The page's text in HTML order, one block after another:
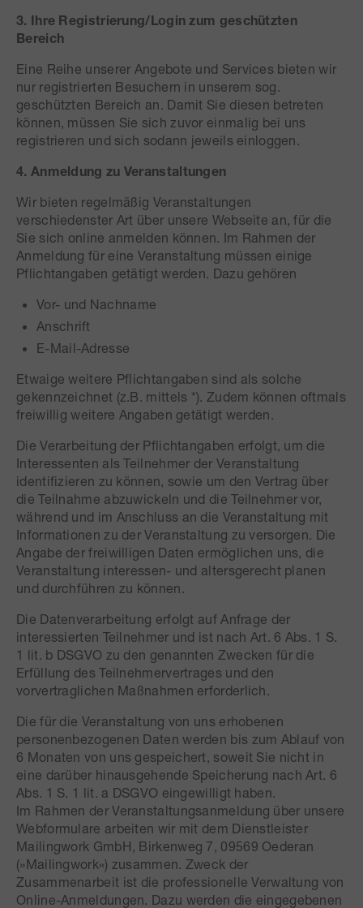
3. Ihre Registrierung/Login zum geschützten
Bereich
Eine Reihe unserer Angebote und Services bieten wir
nur registrierten Besuchern in unserem sog.
geschützten Bereich an. Damit Sie diesen betreten
können, müssen Sie sich zuvor einmalig bei uns
registrieren und sich sodann jeweils einloggen.
4. Anmeldung zu Veranstaltungen
Wir bieten regelmäßig Veranstaltungen
verschiedenster Art über unsere Webseite an, für die
Sie sich online anmelden können. Im Rahmen der
Anmeldung für eine Veranstaltung müssen einige
Pflichtangaben getätigt werden. Dazu gehören
Vor- und Nachname
Anschrift
E-Mail-Adresse
Etwaige weitere Pflichtangaben sind als solche
gekennzeichnet (z.B. mittels *). Zudem können oftmals
freiwillig weitere Angaben getätigt werden.
Die Verarbeitung der Pflichtangaben erfolgt, um die
Interessenten als Teilnehmer der Veranstaltung
identifizieren zu können, sowie um den Vertrag über
die Teilnahme abzuwickeln und die Teilnehmer vor,
während und im Anschluss an die Veranstaltung mit
Informationen zu der Veranstaltung zu versorgen. Die
Angabe der freiwilligen Daten ermöglichen uns, die
Veranstaltung interessen- und altersgerecht planen
und durchführen zu können.
Die Datenverarbeitung erfolgt auf Anfrage der
interessierten Teilnehmer und ist nach Art. 6 Abs. 1 S.
1 lit. b DSGVO zu den genannten Zwecken für die
Erfüllung des Teilnehmervertrages und den
vorvertraglichen Maßnahmen erforderlich.
Die für die Veranstaltung von uns erhobenen
personenbezogenen Daten werden bis zum Ablauf von
6 Monaten von uns gespeichert, soweit Sie nicht in
eine darüber hinausgehende Speicherung nach Art. 6
Abs. 1 S. 1 lit. a DSGVO eingewilligt haben.
Im Rahmen der Veranstaltungsanmeldung über unsere
Webformulare arbeiten wir mit dem Dienstleister
Mailingwork GmbH, Birkenweg 7, 09569 Oederan
(»Mailingwork«) zusammen. Zweck der
Zusammenarbeit ist die professionelle Verwaltung von
Online-Anmeldungen. Dazu werden die eingegebenen